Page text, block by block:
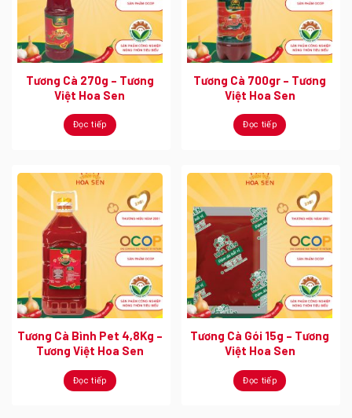
Tương Cà 270g – Tương
Việt Hoa Sen
Đọc tiếp
Tương Cà 700gr – Tương
Việt Hoa Sen
Đọc tiếp
Tương Cà Bình Pet 4,8Kg –
Tương Việt Hoa Sen
Đọc tiếp
Tương Cà Gói 15g – Tương
Việt Hoa Sen
Đọc tiếp